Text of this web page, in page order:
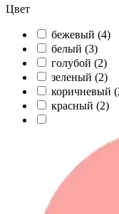
Цвет
бежевый (4)
белый (3)
голубой (2)
зеленый (2)
коричневый (
красный (2)